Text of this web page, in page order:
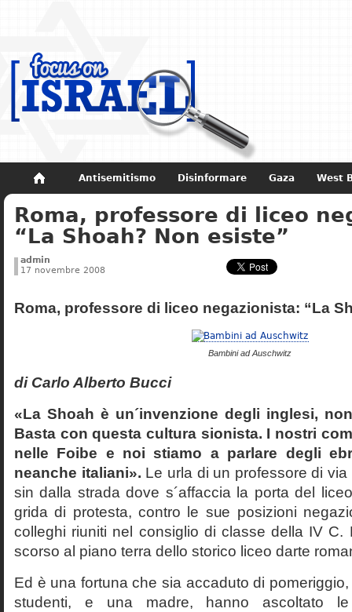
Antisemitismo Disinformare Gaza West
Non dimenticare Storia di Israele
Roma, professore di liceo
“La Shoah? Non esiste”
admin
17 novembre 2008
Roma, professore di liceo negazionista: “La
Bambini ad Auschwitz
di Carlo Alberto Bucci
«La Shoah è un´invenzione degli inglesi,
Basta con questa cultura sionista. I nostri
nelle Foibe e noi stiamo a parlare degli
neanche italiani». Le urla di un professore di
sin dalla strada dove s´affaccia la porta del
grida di protesta, contro le sue posizioni
colleghi riuniti nel consiglio di classe della IV C.
scorso al piano terra dello storico liceo darte
Ed è una fortuna che sia accaduto di
studenti, e una madre, hanno ascoltato le